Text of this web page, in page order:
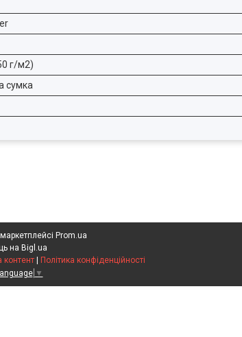
г/м2)
сумка
Prom.ua
на Bigl.ua
контент
Політика конфіденційності
▼